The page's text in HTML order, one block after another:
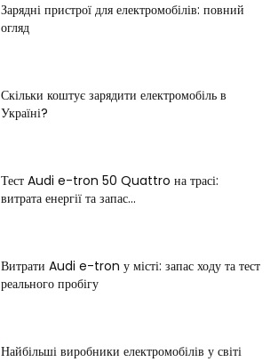
Зарядні пристрої для електромобілів: повний
огляд
Скільки коштує зарядити електромобіль в
Україні?
Тест Audi e-tron 50 Quattro на трасі:
витрата енергії та запас...
Витрати Audi e-tron у місті: запас ходу та тест
реального пробігу
Найбільші виробники електромобілів у світі